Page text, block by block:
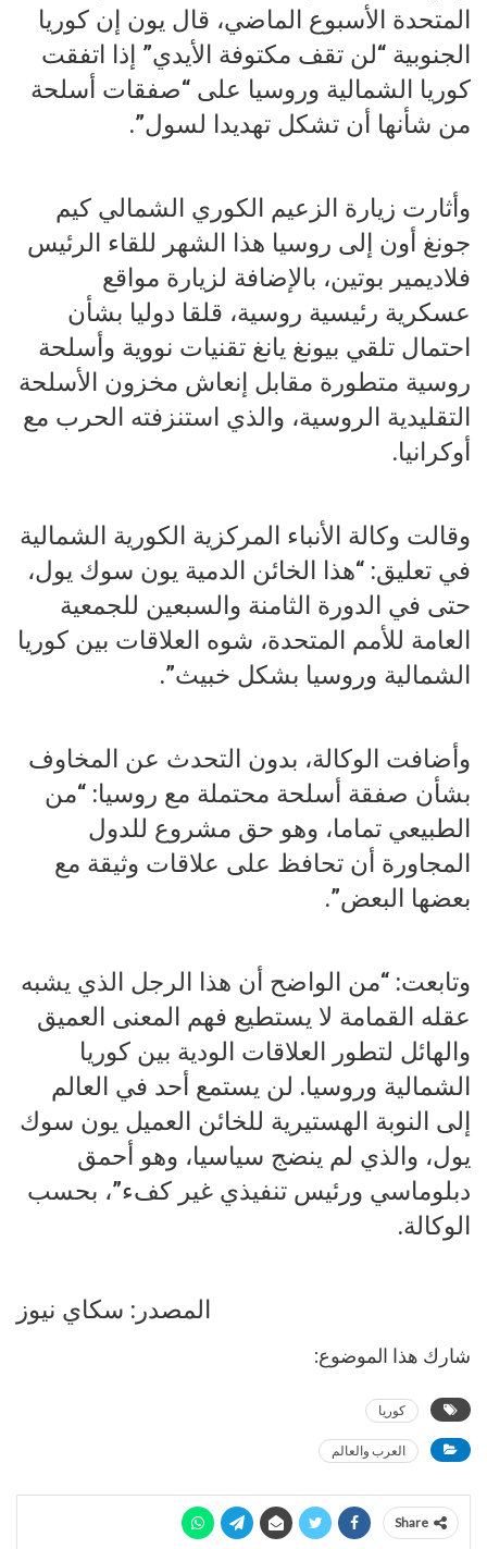
المتحدة الأسبوع الماضي، قال يون إن كوريا
الجنوبية “لن تقف مكتوفة الأيدي” إذا اتفقت
كوريا الشمالية وروسيا على “صفقات أسلحة
من شأنها أن تشكل تهديدا لسول”.
وأثارت زيارة الزعيم الكوري الشمالي كيم
جونغ أون إلى روسيا هذا الشهر للقاء الرئيس
فلاديمير بوتين، بالإضافة لزيارة مواقع
عسكرية رئيسية روسية، قلقا دوليا بشأن
احتمال تلقي بيونغ يانغ تقنيات نووية وأسلحة
روسية متطورة مقابل إنعاش مخزون الأسلحة
التقليدية الروسية، والذي استنزفته الحرب مع
أوكرانيا.
وقالت وكالة الأنباء المركزية الكورية الشمالية
في تعليق: “هذا الخائن الدمية يون سوك يول،
حتى في الدورة الثامنة والسبعين للجمعية
العامة للأمم المتحدة، شوه العلاقات بين كوريا
الشمالية وروسيا بشكل خبيث”.
وأضافت الوكالة، بدون التحدث عن المخاوف
بشأن صفقة أسلحة محتملة مع روسيا: “من
الطبيعي تماما، وهو حق مشروع للدول
المجاورة أن تحافظ على علاقات وثيقة مع
بعضها البعض”.
وتابعت: “من الواضح أن هذا الرجل الذي يشبه
عقله القمامة لا يستطيع فهم المعنى العميق
والهائل لتطور العلاقات الودية بين كوريا
الشمالية وروسيا. لن يستمع أحد في العالم
إلى النوبة الهستيرية للخائن العميل يون سوك
يول، والذي لم ينضج سياسيا، وهو أحمق
دبلوماسي ورئيس تنفيذي غير كفء”، بحسب
الوكالة.
المصدر: سكاي نيوز
شارك هذا الموضوع:
كوريا
العرب والعالم
Share